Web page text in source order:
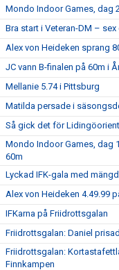
Mondo Indoor Games, dag
Bra start i Veteran-DM –
Alex von Heideken sprang
JC vann B-finalen på 60m i
Mellanie 5.74 i Pittsburg
Matilda persade i
Så gick det för
Mondo Indoor Games, dag
60m
Lyckad IFK-gala med
Alex von Heideken 4.49.99
IFKarna på Friidrottsgalan
Friidrottsgalan: Daniel
Friidrottsgalan:
Finnkampen